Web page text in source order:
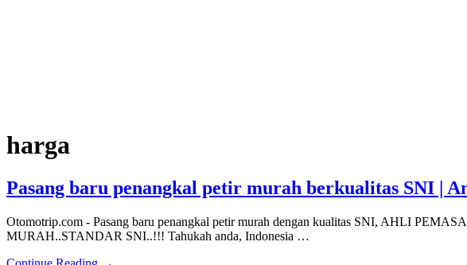
harga
Pasang baru penangkal petir murah berkualitas SNI |
Otomotrip.com - Pasang baru penangkal petir murah dengan kualitas SNI, AHLI
MURAH..STANDAR SNI..!!! Tahukah anda, Indonesia …
about